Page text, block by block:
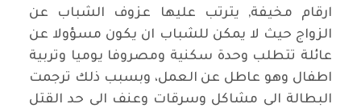
ارقام مخيفة, يترتب عليها عزوف الشباب عن
الزواج حيث لا يمكن للشباب ان يكون مسؤولا عن
عائلة تتطلب وحدة سكنية ومصروفا يوميا وتربية
اطفال وهو عاطل عن العمل، وبسبب ذلك ترجمت
البطالة الى مشاكل وسرقات وعنف الى حد القتل